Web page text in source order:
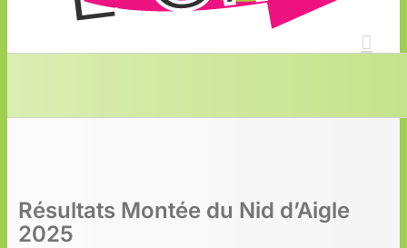
Résultats Montée du Nid d’Aigle
2025